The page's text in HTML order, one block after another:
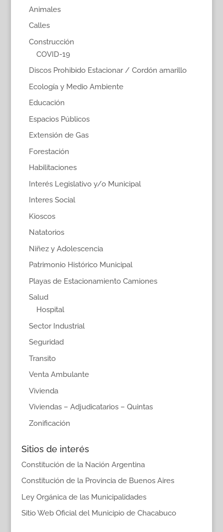
Animales
Calles
Construcción
COVID-19
Discos Prohibido Estacionar / Cordón amarillo
Ecología y Medio Ambiente
Educación
Espacios Públicos
Extensión de Gas
Forestación
Habilitaciones
Interés Legislativo y/o Municipal
Interes Social
Kioscos
Natatorios
Niñez y Adolescencia
Patrimonio Histórico Municipal
Playas de Estacionamiento Camiones
Salud
Hospital
Sector Industrial
Seguridad
Transito
Venta Ambulante
Vivienda
Viviendas – Adjudicatarios – Quintas
Zonificación
Sitios de interés
Constitución de la Nación Argentina
Constitución de la Provincia de Buenos Aires
Ley Orgánica de las Municipalidades
Sitio Web Oficial del Municipio de Chacabuco